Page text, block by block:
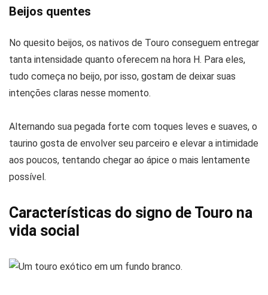
Beijos quentes
No quesito beijos, os nativos de Touro conseguem entregar
tanta intensidade quanto oferecem na hora H. Para eles,
tudo começa no beijo, por isso, gostam de deixar suas
intenções claras nesse momento.
Alternando sua pegada forte com toques leves e suaves, o
taurino gosta de envolver seu parceiro e elevar a intimidade
aos poucos, tentando chegar ao ápice o mais lentamente
possível.
Características do signo de Touro na
vida social